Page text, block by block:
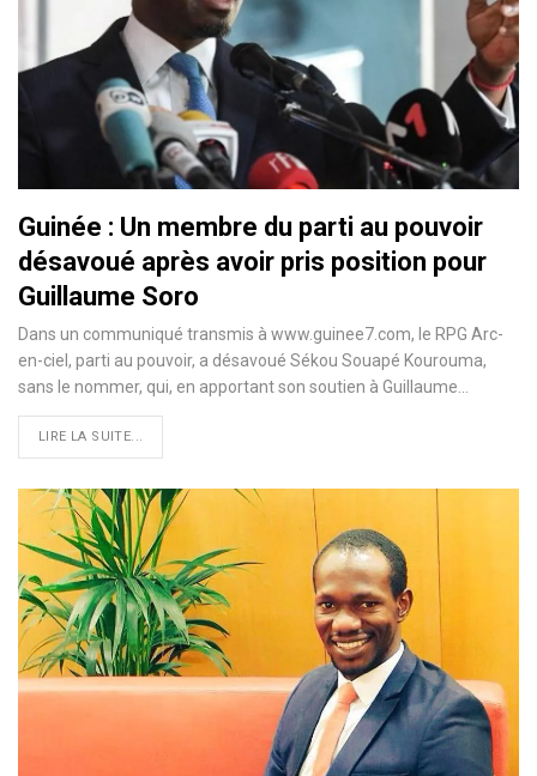
Guinée : Un membre du parti au pouvoir
désavoué après avoir pris position pour
Guillaume Soro
Dans un communiqué transmis à www.guinee7.com, le RPG Arc-
en-ciel, parti au pouvoir, a désavoué Sékou Souapé Kourouma,
sans le nommer, qui, en apportant son soutien à Guillaume
LIRE LA SUITE...